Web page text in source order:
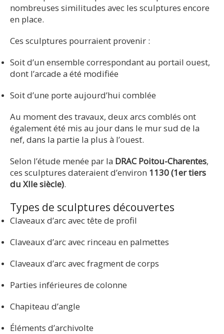
nombreuses similitudes avec les sculptures encore
en place.
Ces sculptures pourraient provenir :
Soit d’un ensemble correspondant au portail ouest,
dont l’arcade a été modifiée
Soit d’une porte aujourd’hui comblée
Au moment des travaux, deux arcs comblés ont
également été mis au jour dans le mur sud de la
nef, dans la partie la plus à l’ouest.
Selon l’étude menée par la DRAC Poitou-Charentes,
ces sculptures dateraient d’environ 1130 (1er tiers
du XIIe siècle).
Types de sculptures découvertes
Claveaux d’arc avec tête de profil
Claveaux d’arc avec rinceau en palmettes
Claveaux d’arc avec fragment de corps
Parties inférieures de colonne
Chapiteau d’angle
Éléments d’archivolte